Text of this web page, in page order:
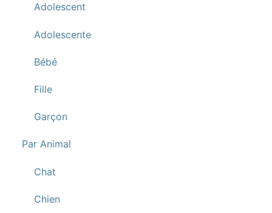
Adolescent
Adolescente
Bébé
Fille
Garçon
Par Animal
Chat
Chien